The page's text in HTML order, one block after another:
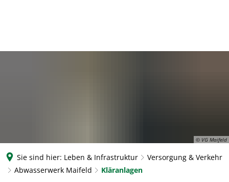
© VG Maifeld
Sie sind hier: Leben & Infrastruktur
Versorgung & Verkehr
Abwasserwerk Maifeld
Kläranlagen